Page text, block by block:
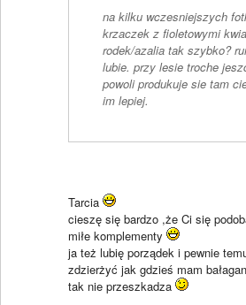
na kilku wczesniejszych
krzaczek z fioletowymi
rodek/azalia tak szybko?
lubie. przy lesie troche
powoli produkuje sie tam
im lepiej.
Tarcia
cieszę się bardzo ,że Ci się
miłe komplementy
ja też lubię porządek i pewnie
zdzierżyć jak gdzieś mam bałagan
tak nie przeszkadza